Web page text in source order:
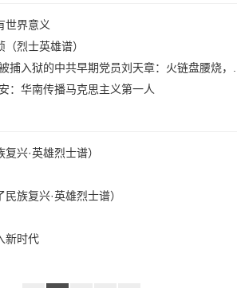
世界意义
烈士英雄谱）
捕入狱的中共早期党员刘天章：火链盘腰烧，...
：华南传播马克思主义第一人
兴·英雄烈士谱）
族复兴·英雄烈士谱）
新时代